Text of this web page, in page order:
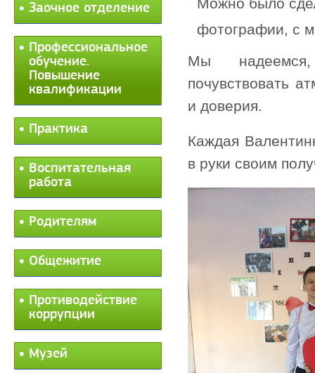
Заочное отделение
Профессиональное
обучение.
Повышение
квалификации
Практика
Воспитательная
работа
Родителям
Общежитие
Противодействие
коррупции
Музей
Можно было
фотографии, с
Мы
почувствовать
и доверия.
Каждая
в руки своим